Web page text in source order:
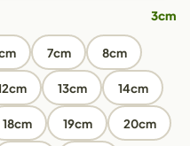
3cm
7cm 8cm
13cm 14cm
18cm 19cm 20cm